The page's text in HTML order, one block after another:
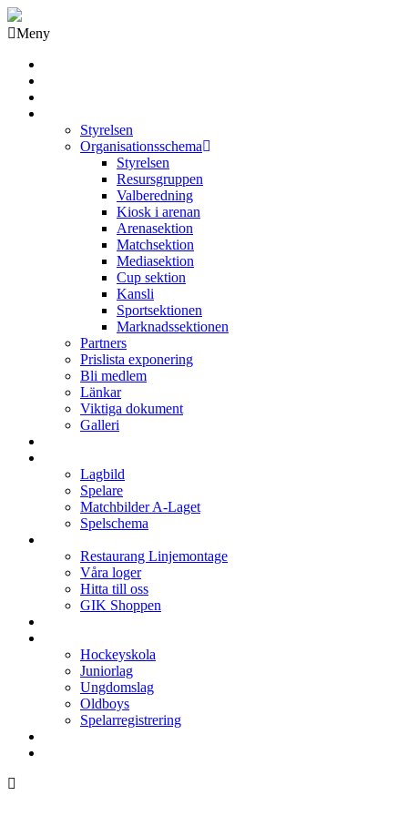
Meny
Styrelsen
Organisationsschema
Styrelsen
Resursgruppen
Valberedning
Kiosk i arenan
Arenasektion
Matchsektion
Mediasektion
Cup sektion
Kansli
Sportsektionen
Marknadssektionen
Partners
Prislista exponering
Bli medlem
Länkar
Viktiga dokument
Galleri
Lagbild
Spelare
Matchbilder A-Laget
Spelschema
Restaurang Linjemontage
Våra loger
Hitta till oss
GIK Shoppen
Hockeyskola
Juniorlag
Ungdomslag
Oldboys
Spelarregistrering